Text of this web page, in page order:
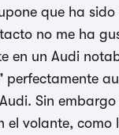
que ha
no me ha
en un Audi
Sin
volante, como